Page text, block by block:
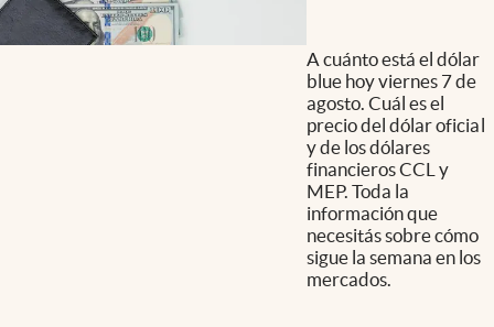
A cuánto está el dólar
blue hoy viernes 7 de
agosto. Cuál es el
precio del dólar oficial
y de los dólares
financieros CCL y
MEP. Toda la
información que
necesitás sobre cómo
sigue la semana en los
mercados.